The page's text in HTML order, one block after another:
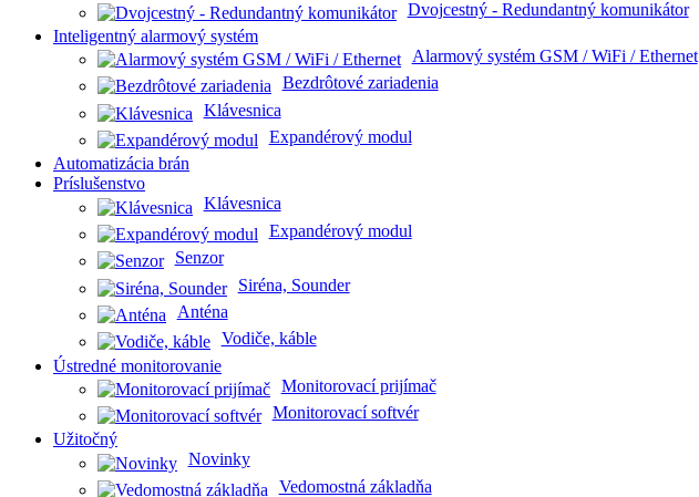
Dvojcestný - Redundantný komunikátor
Inteligentný alarmový systém
Alarmový systém GSM / WiFi / Ethernet
Bezdrôtové zariadenia
Klávesnica
Expandérový modul
Automatizácia brán
Príslušenstvo
Klávesnica
Expandérový modul
Senzor
Siréna, Sounder
Anténa
Vodiče, káble
Ústredné monitorovanie
Monitorovací prijímač
Monitorovací softvér
Užitočný
Novinky
Vedomostná základňa